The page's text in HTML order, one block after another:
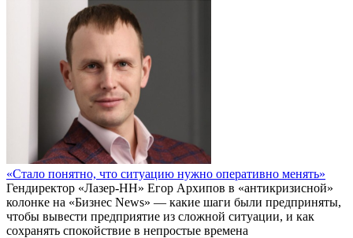
«Стало понятно, что ситуацию нужно оперативно менять»
Гендиректор «Лазер-НН» Егор Архипов в «антикризисной»
колонке на «Бизнес News» — какие шаги были предприняты,
чтобы вывести предприятие из сложной ситуации, и как
сохранять спокойствие в непростые времена